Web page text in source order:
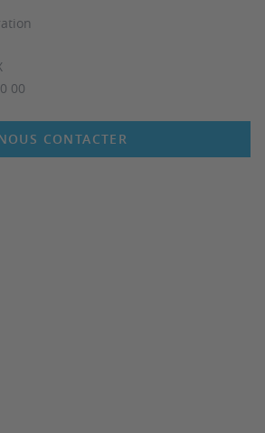
00
CONTACTER